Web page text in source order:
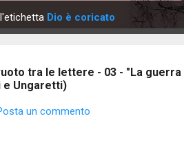
Dio è coricato
tra le lettere - 03 - "La
e Ungaretti)
un commento